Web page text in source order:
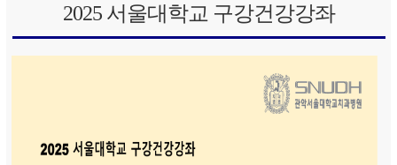
2025 서울대학교 구강건강강좌